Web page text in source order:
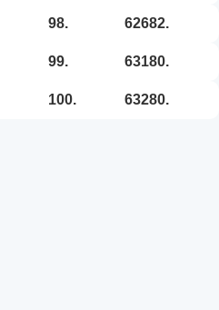
98. 62682.
99. 63180.
100. 63280.